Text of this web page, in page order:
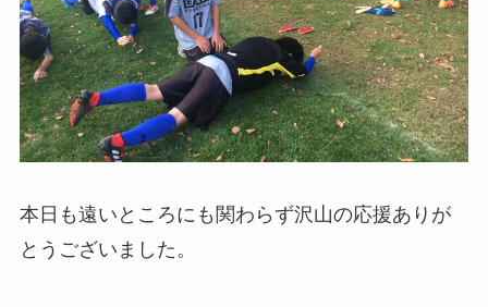
本日も遠いところにも関わらず沢山の応援ありが
とうございました。